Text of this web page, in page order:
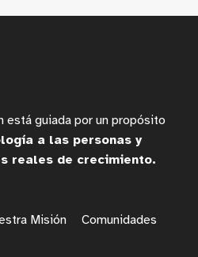
está guiada por un propósito
a las personas y
reales de crecimiento.
Misión
Comunidades